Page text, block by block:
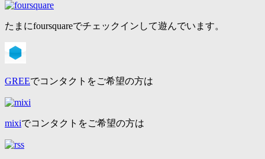
たまにfoursquareでチェックインして遊んでいます。
GREEでコンタクトをご希望の方は
mixiでコンタクトをご希望の方は